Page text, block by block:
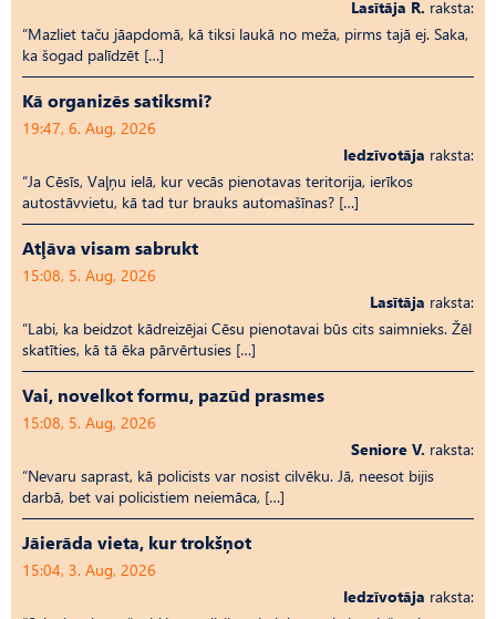
Lasītāja R. raksta:
“Mazliet taču jāapdomā, kā tiksi laukā no meža, pirms tajā ej. Saka,
ka šogad palīdzēt […]
Kā organizēs satiksmi?
19:47, 6. Aug, 2026
Iedzīvotāja raksta:
“Ja Cēsīs, Vaļņu ielā, kur vecās pienotavas teritorija, ierīkos
autostāvvietu, kā tad tur brauks automašīnas? […]
Atļāva visam sabrukt
15:08, 5. Aug, 2026
Lasītāja raksta:
“Labi, ka beidzot kādreizējai Cēsu pienotavai būs cits saimnieks. Žēl
skatīties, kā tā ēka pārvērtusies […]
Vai, novelkot formu, pazūd prasmes
15:08, 5. Aug, 2026
Seniore V. raksta:
“Nevaru saprast, kā policists var nosist cilvēku. Jā, neesot bijis
darbā, bet vai policistiem neiemāca, […]
Jāierāda vieta, kur trokšņot
15:04, 3. Aug, 2026
Iedzīvotāja raksta: